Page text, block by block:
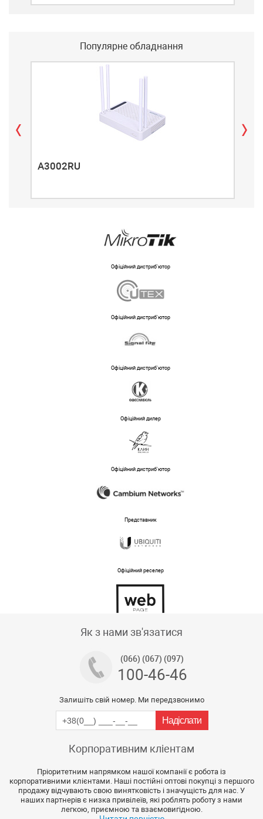
Популярне обладнання
A3002RU
Офіційний дистриб'ютор
Офіційний дистриб'ютор
Офіційний дистриб'ютор
Офіційний дилер
Офіційний дистриб'ютор
Представник
Офіційний реселер
Як з нами зв'язатися
(066) (067) (097)
100-46-46
Залишіть свій номер. Ми передзвонимо
Корпоративним кліентам
Пріоритетним напрямком нашої компанії є робота із
корпоративними клієнтами. Наші постійні оптові покупці з першого
продажу відчувають свою винятковість і значущість для нас. У
наших партнерів є низка привілеїв, які роблять роботу з нами
легкою, приємною та взаємовигідною.